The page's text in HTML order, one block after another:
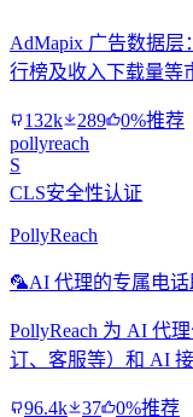
AdMapix 广告数据
行榜及收入下载量等
132k 289
0%推荐
pollyreach
S
CLS安全性认证
PollyReach
🦜AI 代理的专属电
PollyReach 为 AI 代
订、客服等）和 AI
96.4k 37 0%推荐